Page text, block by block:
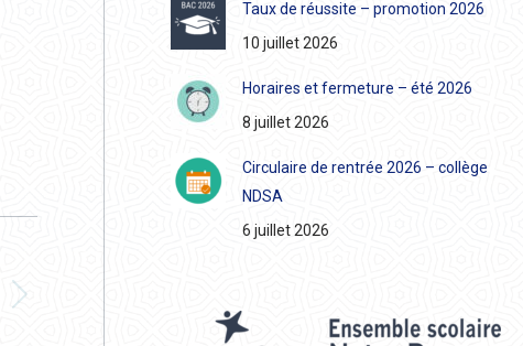
Taux de réussite – promotion 2026
10 juillet 2026
Horaires et fermeture – été 2026
8 juillet 2026
Circulaire de rentrée 2026 – collège
NDSA
6 juillet 2026